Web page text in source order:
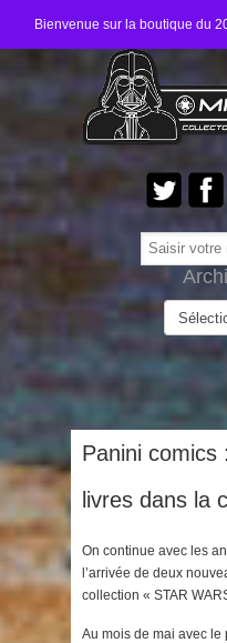
Bienvenue sur la boutique du
Panini comics
livres dans la
On continue avec les
l’arrivée de deux
collection « STAR
Au mois de mai avec le